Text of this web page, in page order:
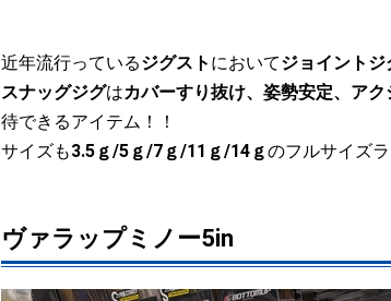
近年流行っているジグスト においてジョイントジ
スナッグジグはカバーすり抜け、姿勢安定、ア
待できるアイテム！！
サイズも3.5ｇ/5ｇ/7ｇ/11ｇ/14ｇのフルサイズ
ヴァラップミノー5in